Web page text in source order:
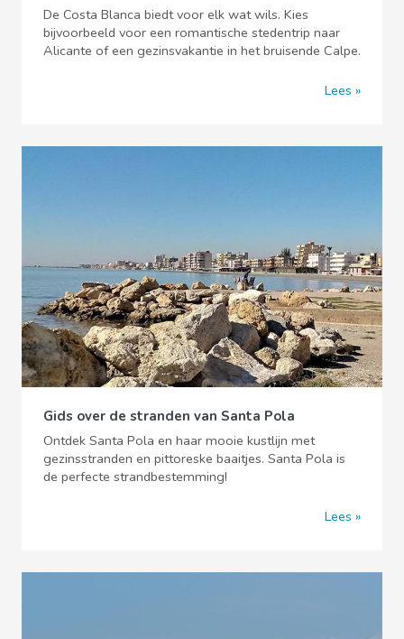
De Costa Blanca biedt voor elk wat wils. Kies
bijvoorbeeld voor een romantische stedentrip naar
Alicante of een gezinsvakantie in het bruisende Calpe.
Lees
Gids over de stranden van Santa Pola
Ontdek Santa Pola en haar mooie kustlijn met
gezinsstranden en pittoreske baaitjes. Santa Pola is
de perfecte strandbestemming!
Lees